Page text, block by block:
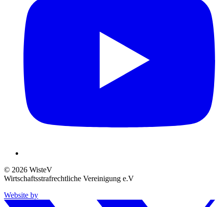
© 2026 WisteV
Wirtschaftsstrafrechtliche Vereinigung e.V
Website by